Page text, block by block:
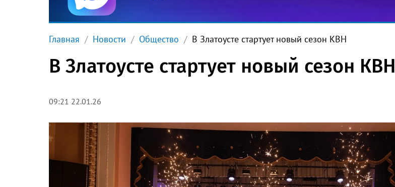
Главная Новости Общество В Златоусте стартует новый сезон КВН
В Златоусте стартует новый сезон КВН
09:21 22.01.26